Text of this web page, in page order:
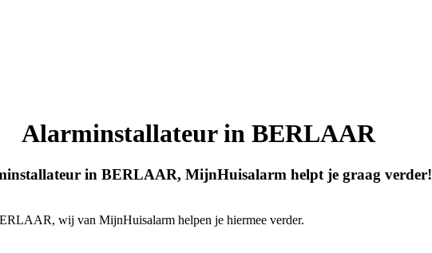
Alarminstallateur in BERLAAR
in BERLAAR, MijnHuisalarm helpt je graag verder!
wij van MijnHuisalarm helpen je hiermee verder.